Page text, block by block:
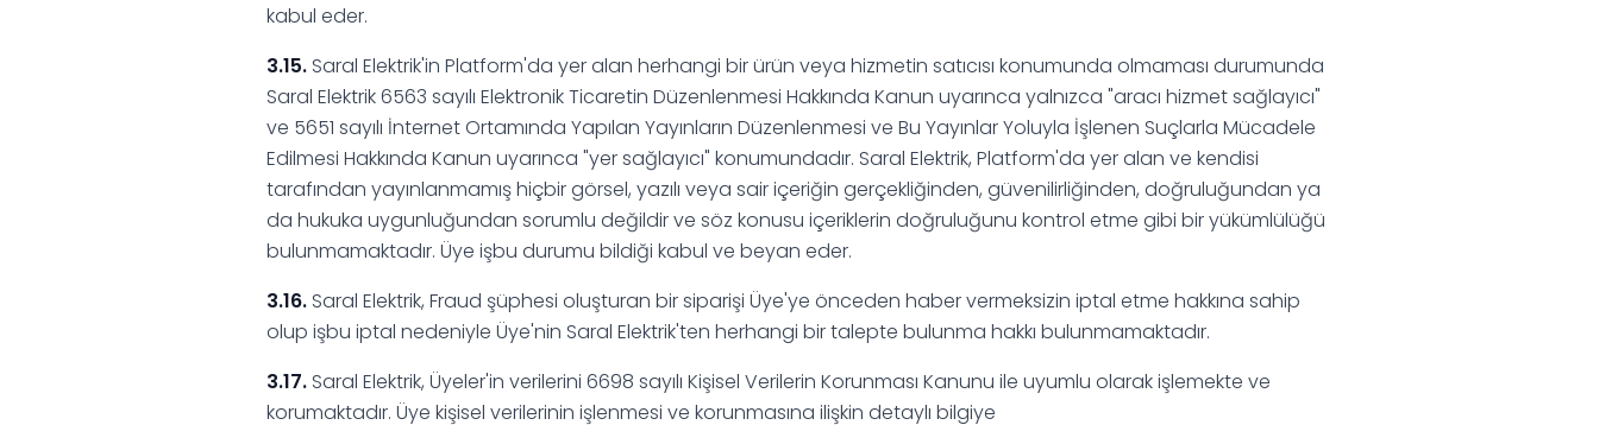
kabul eder.
3.15. Saral Elektrik'in Platform'da yer alan herhangi bir ürün veya hizmetin satıcısı konumunda olmaması durumunda
Saral Elektrik 6563 sayılı Elektronik Ticaretin Düzenlenmesi Hakkında Kanun uyarınca yalnızca "aracı hizmet sağlayıcı"
ve 5651 sayılı İnternet Ortamında Yapılan Yayınların Düzenlenmesi ve Bu Yayınlar Yoluyla İşlenen Suçlarla Mücadele
Edilmesi Hakkında Kanun uyarınca "yer sağlayıcı" konumundadır. Saral Elektrik, Platform'da yer alan ve kendisi
tarafından yayınlanmamış hiçbir görsel, yazılı veya sair içeriğin gerçekliğinden, güvenilirliğinden, doğruluğundan ya
da hukuka uygunluğundan sorumlu değildir ve söz konusu içeriklerin doğruluğunu kontrol etme gibi bir yükümlülüğü
bulunmamaktadır. Üye işbu durumu bildiği kabul ve beyan eder.
3.16. Saral Elektrik, Fraud şüphesi oluşturan bir siparişi Üye'ye önceden haber vermeksizin iptal etme hakkına sahip
olup işbu iptal nedeniyle Üye'nin Saral Elektrik'ten herhangi bir talepte bulunma hakkı bulunmamaktadır.
3.17. Saral Elektrik, Üyeler'in verilerini 6698 sayılı Kişisel Verilerin Korunması Kanunu ile uyumlu olarak işlemekte ve
korumaktadır. Üye kişisel verilerinin işlenmesi ve korunmasına ilişkin detaylı bilgiye